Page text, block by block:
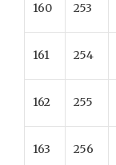
160 253
161 254
162 255
163 256